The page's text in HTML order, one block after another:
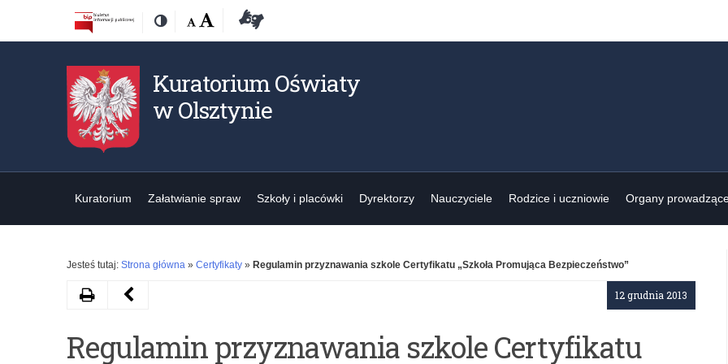
treśći
nawigacji
Kontrast
Rozmiar
Domyślna
Wielka
Deklaracja
Kuratorium Oświaty
w Olsztynie
Kuratorium Załatwianie spraw Szkoły i placówki Dyrektorzy Nauczyciele Rodzice i uczniowie Organy
Jesteś tutaj: Strona główna » Certyfikaty » Regulamin przyznawania szkole Certyfikatu „Szkoła Promująca Bezpieczeństwo”
12 grudnia 2013
Regulamin przyznawania szkole Certyfikatu
DrukujNastępny
Certyfikat